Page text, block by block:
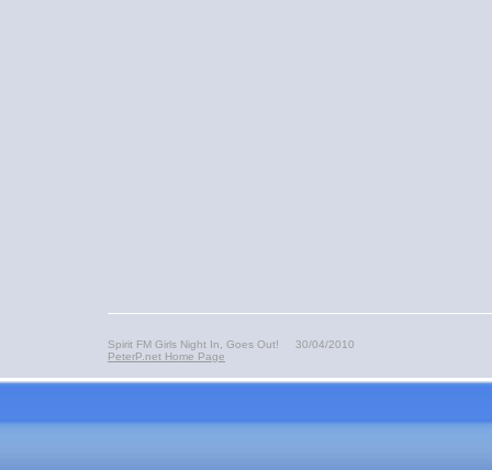
Spirit FM Girls Night In, Goes Out! 30/04/2010
PeterP.net Home Page